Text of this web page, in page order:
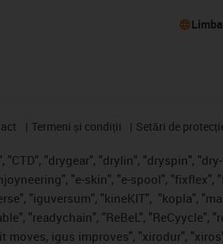
Termeni și condiții Setări de
"drygear", "drylin", "dryspin",
"e-skin", "e-spool", "fixflex",
"iguversum", "kineKIT", "kopla",
"readychain", "ReBeL", "ReCyycle",
moves, igus improves", "xirodur",